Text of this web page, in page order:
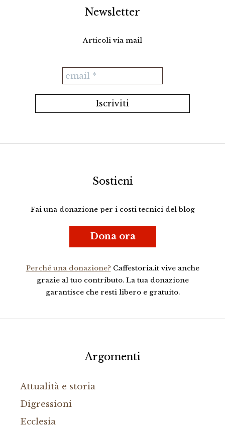
Newsletter
Articoli via mail
Sostieni
Fai una donazione per i costi tecnici del blog
Dona ora
Perché una donazione?Caffestoria.it vive anche
grazie al tuo contributo. La tua donazione
garantisce che resti libero e gratuito.
Argomenti
Attualità e storia
Digressioni
Ecclesia